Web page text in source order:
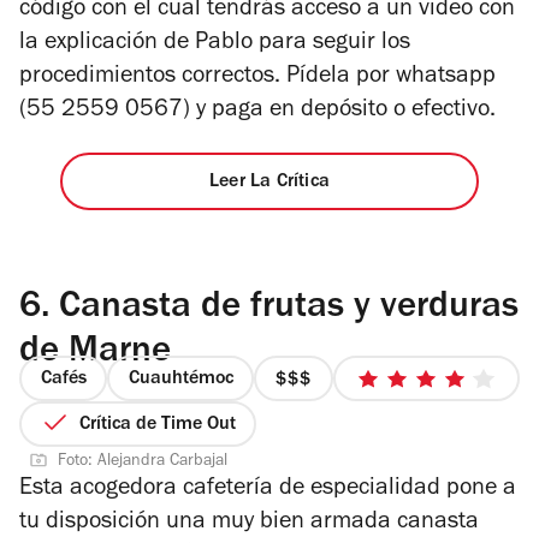
código con el cual tendrás acceso a un video con
la explicación de Pablo para seguir los
procedimientos correctos. Pídela por whatsapp
(55 2559 0567) y paga en depósito o efectivo.
Leer La Crítica
6. Canasta de frutas y verduras
de Marne
Cafés Cuauhtémoc
precio
4
estrellas
Crítica de Time Out
Foto: Alejandra Carbajal
Esta acogedora cafetería de especialidad pone a
tu disposición una muy bien armada canasta